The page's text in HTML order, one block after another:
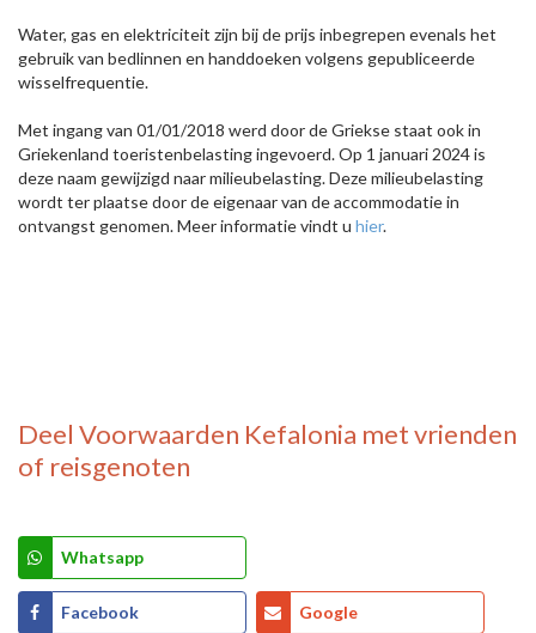
Water, gas en elektriciteit zijn bij de prijs inbegrepen evenals het
gebruik van bedlinnen en handdoeken volgens gepubliceerde
wisselfrequentie.
Met ingang van 01/01/2018 werd door de Griekse staat ook in
Griekenland toeristenbelasting ingevoerd. Op 1 januari 2024 is
deze naam gewijzigd naar milieubelasting. Deze milieubelasting
wordt ter plaatse door de eigenaar van de accommodatie in
ontvangst genomen. Meer informatie vindt u hier.
Deel Voorwaarden Kefalonia met vrienden
of reisgenoten
Whatsapp
Facebook Google